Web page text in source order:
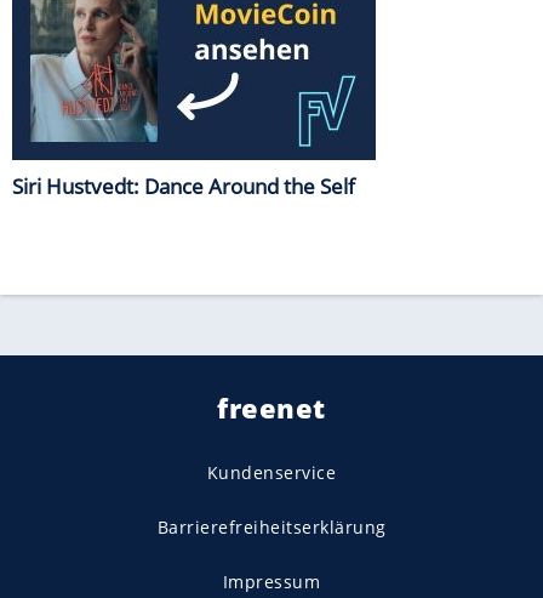
Siri Hustvedt: Dance Around the Self
freenet
Kundenservice
Barrierefreiheitserklärung
Impressum